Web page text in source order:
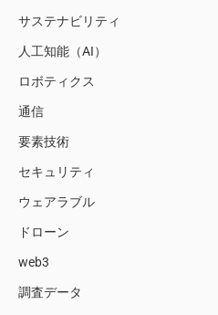
サステナビリティ
人工知能（AI）
ロボティクス
通信
要素技術
セキュリティ
ウェアラブル
ドローン
web3
調査データ